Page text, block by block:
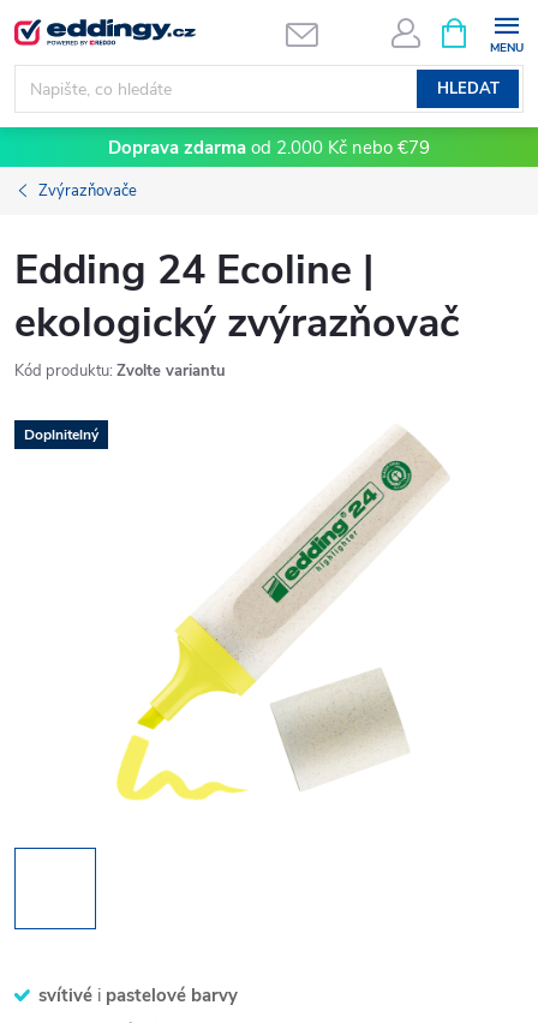
Přejít
na
obsah
HLEDAT
NÁKUPNÍ
KOŠÍK
Doprava zdarma od 2.000 Kč nebo €79
Zvýrazňovače
Edding 24 Ecoline |
ekologický zvýrazňovač
Kód produktu: Zvolte variantu
Doplnitelný
svítivé i pastelové barvy